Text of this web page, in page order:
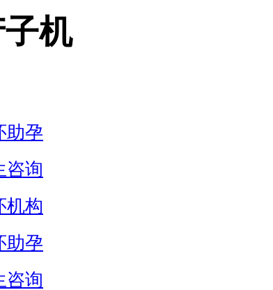
机
助孕
咨询
机构
助孕
咨询